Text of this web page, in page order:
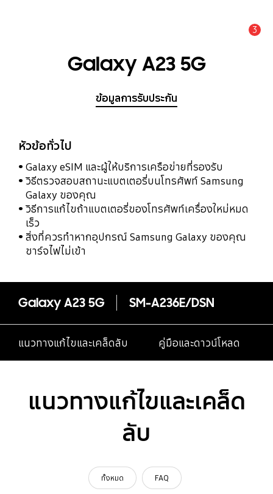
3
Galaxy A23 5G
ข้อมูลการรับประกัน
หัวข้อทั่วไป
Galaxy eSIM และผู้ให้บริการเครือข่ายที่รองรับ
วิธีตรวจสอบสถานะแบตเตอรี่บนโทรศัพท์ Samsung
Galaxy ของคุณ
วิธีการแก้ไขถ้าแบตเตอรี่ของโทรศัพท์เครื่องใหม่หมด
เร็ว
สิ่งที่ควรทำหากอุปกรณ์ Samsung Galaxy ของคุณ
ชาร์จไฟไม่เข้า
Galaxy A23 5G SM-A236E/DSN
แนวทางแก้ไขและเคล็ดลับ คู่มือและดาวน์โหลด
แนวทางแก้ไขและเคล็ด
ลับ
ทั้งหมด FAQ